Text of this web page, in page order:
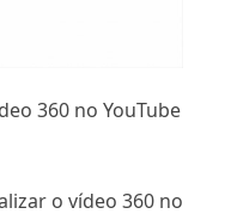
360 no YouTube
o vídeo 360 no